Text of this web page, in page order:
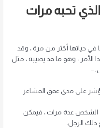
تحبه مرات
في حياتها أكثر من مرة ، وقد
، وهو ما قد يصيبه ، مثل
–
على مدى عمق المشاعر
الشخص عدة مرات ، فيمكن
ذلك الرجل.